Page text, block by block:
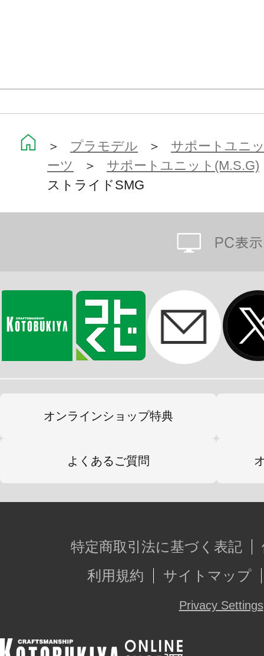
＞ プラモデル ＞ サポートユニ
ーツ
＞ サポートユニット(M.S.G)
ストライドSMG
オンラインショップ特典
よくあるご質問
特定商取引法に基づく表記
利用規約
サイトマップ
Privacy Settings